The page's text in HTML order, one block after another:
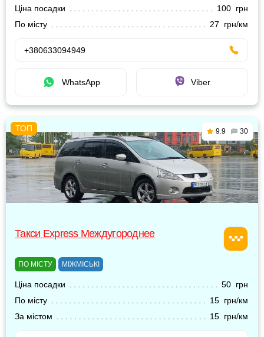
Ціна посадки
100 грн
По місту
27 грн/км
+380633094949
WhatsApp Viber
9.9 30
Такси Express Междугороднее
ПО МІСТУ МІЖМІСЬКІ
Ціна посадки
50 грн
По місту
15 грн/км
За містом
15 грн/км